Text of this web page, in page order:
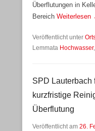
Überflutungen in
Bereich Weiterlesen
Veröffentlicht unter
Lemmata Hochwasser,
SPD Lauterbach
kurzfristige
Überflutung
Veröffentlicht am 26.